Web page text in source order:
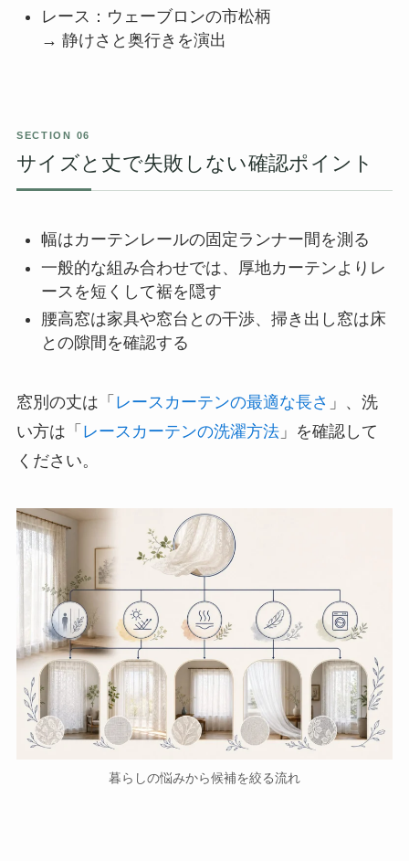
レース：ウェーブロンの市松柄
→ 静けさと奥行きを演出
サイズと丈で失敗しない確認ポイント
幅はカーテンレールの固定ランナー間を測る
一般的な組み合わせでは、厚地カーテンよりレ
ースを短くして裾を隠す
腰高窓は家具や窓台との干渉、掃き出し窓は床
との隙間を確認する
窓別の丈は「 レースカーテンの最適な長さ 」、洗
い方は「 レースカーテンの洗濯方法」を確認して
ください。
暮らしの悩みから候補を絞る流れ